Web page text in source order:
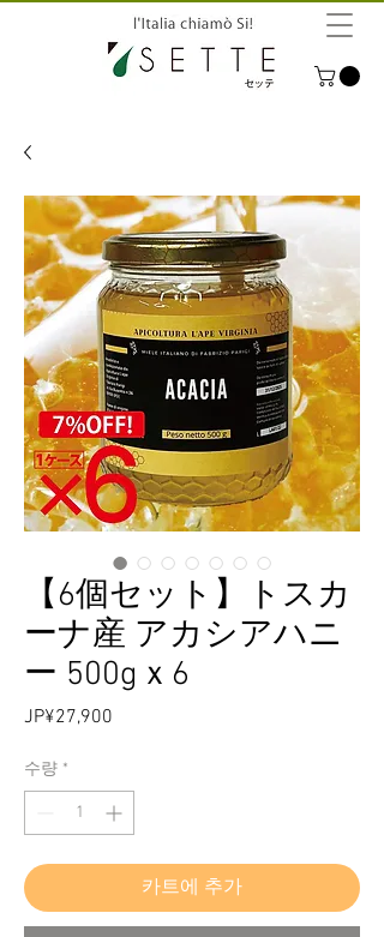
【6個セット】トスカ
ーナ産 アカシアハニ
ー 500gｘ6
JP¥27,900
수량 *
카트에 추가